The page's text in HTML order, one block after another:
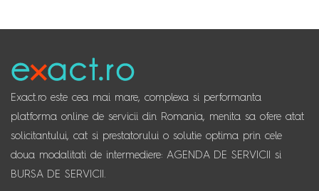
Exact.ro este cea mai mare, complexa si performanta
platforma online de servicii din Romania, menita sa ofere atat
solicitantului, cat si prestatorului o solutie optima prin cele
doua modalitati de intermediere: AGENDA DE SERVICII si
BURSA DE SERVICII.